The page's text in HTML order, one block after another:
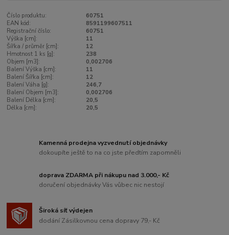
Číslo produktu:
60751
EAN kód:
8591199607511
Registrační číslo:
60751
Výška [cm]:
11
Šířka / průměr [cm]:
12
Hmotnost 1 ks [g]:
238
Objem [m3]:
0,002706
Balení Výška [cm]:
11
Balení Šířka [cm]:
12
Balení Váha [g]:
246,7
Balení Objem [m3]:
0,002706
Balení Délka [cm]:
20,5
Délka [cm]:
20,5
Kamenná prodejna vyzvednutí objednávky
dokoupíte ještě to na co jste předtím zapomněli
doprava ZDARMA při nákupu nad 3.000,- Kč
doručení objednávky Vás vůbec nic nestojí
Široká síť výdejen
dodání Zásilkovnou cena dopravy 79,- Kč